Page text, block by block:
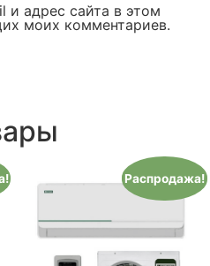
и адрес сайта в этом
моих комментариев.
Распродажа!